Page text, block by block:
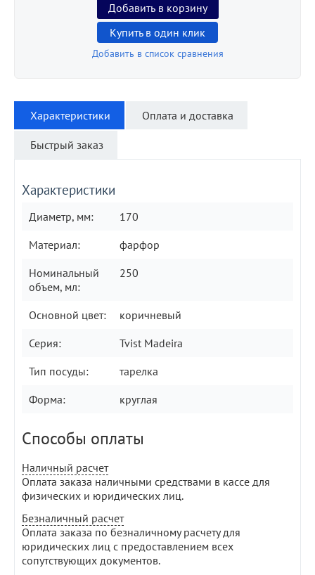
Добавить в корзину
Купить в один клик
Добавить в список сравнения
Характеристики Оплата и доставка
Быстрый заказ
Характеристики
Диаметр, мм:
170
Материал:
фарфор
Номинальный
объем, мл:
250
Основной цвет:
коричневый
Серия:
Tvist Madeira
Тип посуды:
тарелка
Форма:
круглая
Способы оплаты
Наличный расчет
Оплата заказа наличными средствами в кассе для
физических и юридических лиц.
Безналичный расчет
Оплата заказа по безналичному расчету для
юридических лиц с предоставлением всех
сопутствующих документов.